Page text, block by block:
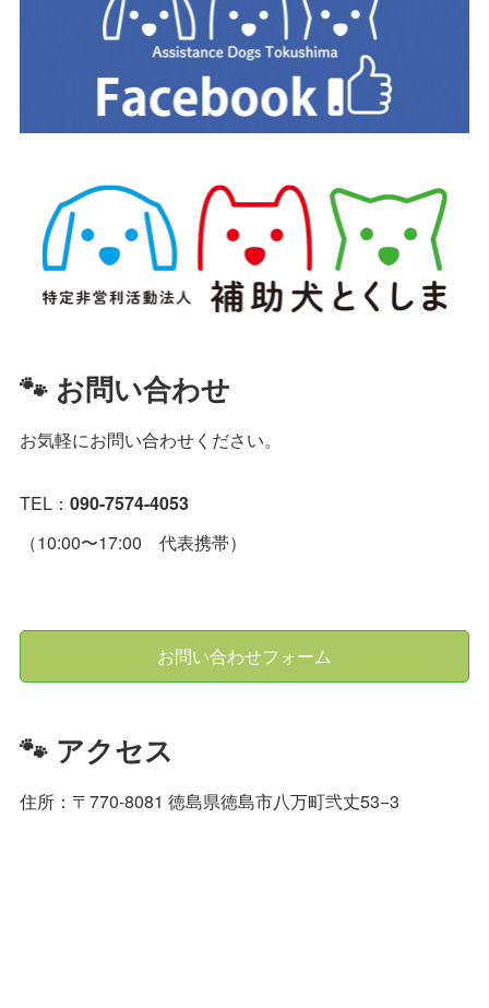
🐾 お問い合わせ
お気軽にお問い合わせください。
TEL：090-7574-4053
（10:00〜17:00 代表携帯）
お問い合わせフォーム
🐾 アクセス
住所：〒770-8081 徳島県徳島市八万町弐丈53−3